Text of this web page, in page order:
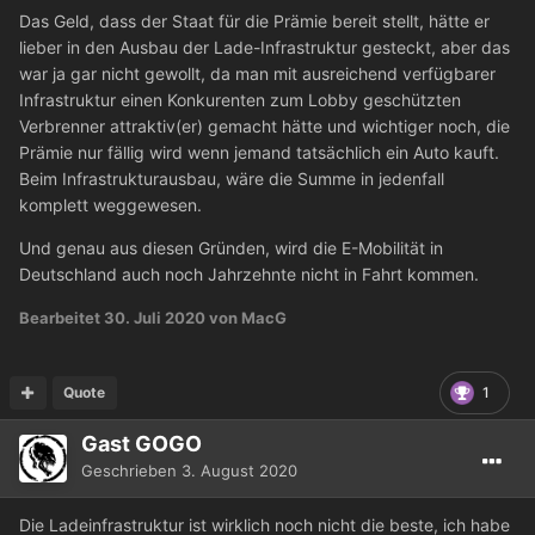
Das Geld, dass der Staat für die Prämie bereit stellt, hätte er
lieber in den Ausbau der Lade-Infrastruktur gesteckt, aber das
war ja gar nicht gewollt, da man mit ausreichend verfügbarer
Infrastruktur einen Konkurenten zum Lobby geschützten
Verbrenner attraktiv(er) gemacht hätte und wichtiger noch, die
Prämie nur fällig wird wenn jemand tatsächlich ein Auto kauft.
Beim Infrastrukturausbau, wäre die Summe in jedenfall
komplett weggewesen.
Und genau aus diesen Gründen, wird die E-Mobilität in
Deutschland auch noch Jahrzehnte nicht in Fahrt kommen.
Bearbeitet 30. Juli 2020von MacG
1
Quote
Gast GOGO
Geschrieben 3. August 2020
Die Ladeinfrastruktur ist wirklich noch nicht die beste, ich habe